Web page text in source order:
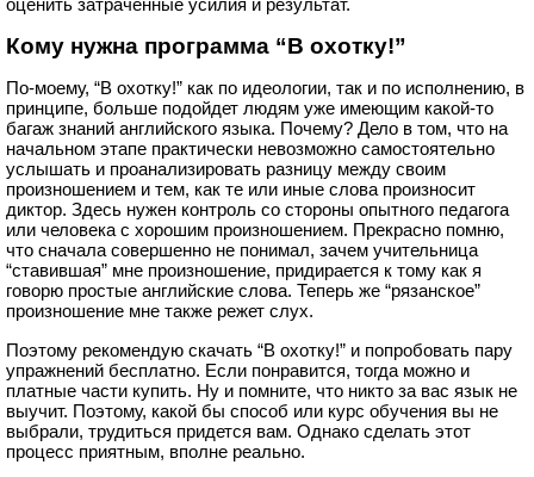
Кому нужна программа “В охотку!”
По-моему, “В охотку!” как по идеологии, так и по исполнению, в
принципе, больше подойдет людям уже имеющим какой-то
багаж знаний английского языка. Почему? Дело в том, что на
начальном этапе практически невозможно самостоятельно
услышать и проанализировать разницу между своим
произношением и тем, как те или иные слова произносит
диктор. Здесь нужен контроль со стороны опытного педагога
или человека с хорошим произношением. Прекрасно помню,
что сначала совершенно не понимал, зачем учительница
“ставившая” мне произношение, придирается к тому как я
говорю простые английские слова. Теперь же “рязанское”
произношение мне также режет слух.
Поэтому рекомендую скачать “В охотку!” и попробовать пару
упражнений бесплатно. Если понравится, тогда можно и
платные части купить. Ну и помните, что никто за вас язык не
выучит. Поэтому, какой бы способ или курс обучения вы не
выбрали, трудиться придется вам. Однако сделать этот
процесс приятным, вполне реально.